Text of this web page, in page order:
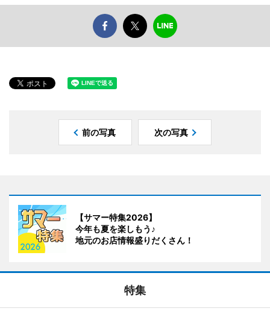
前の写真 次の写真
【サマー特集2026】
今年も夏を楽しもう♪
地元のお店情報盛りだくさん！
特集